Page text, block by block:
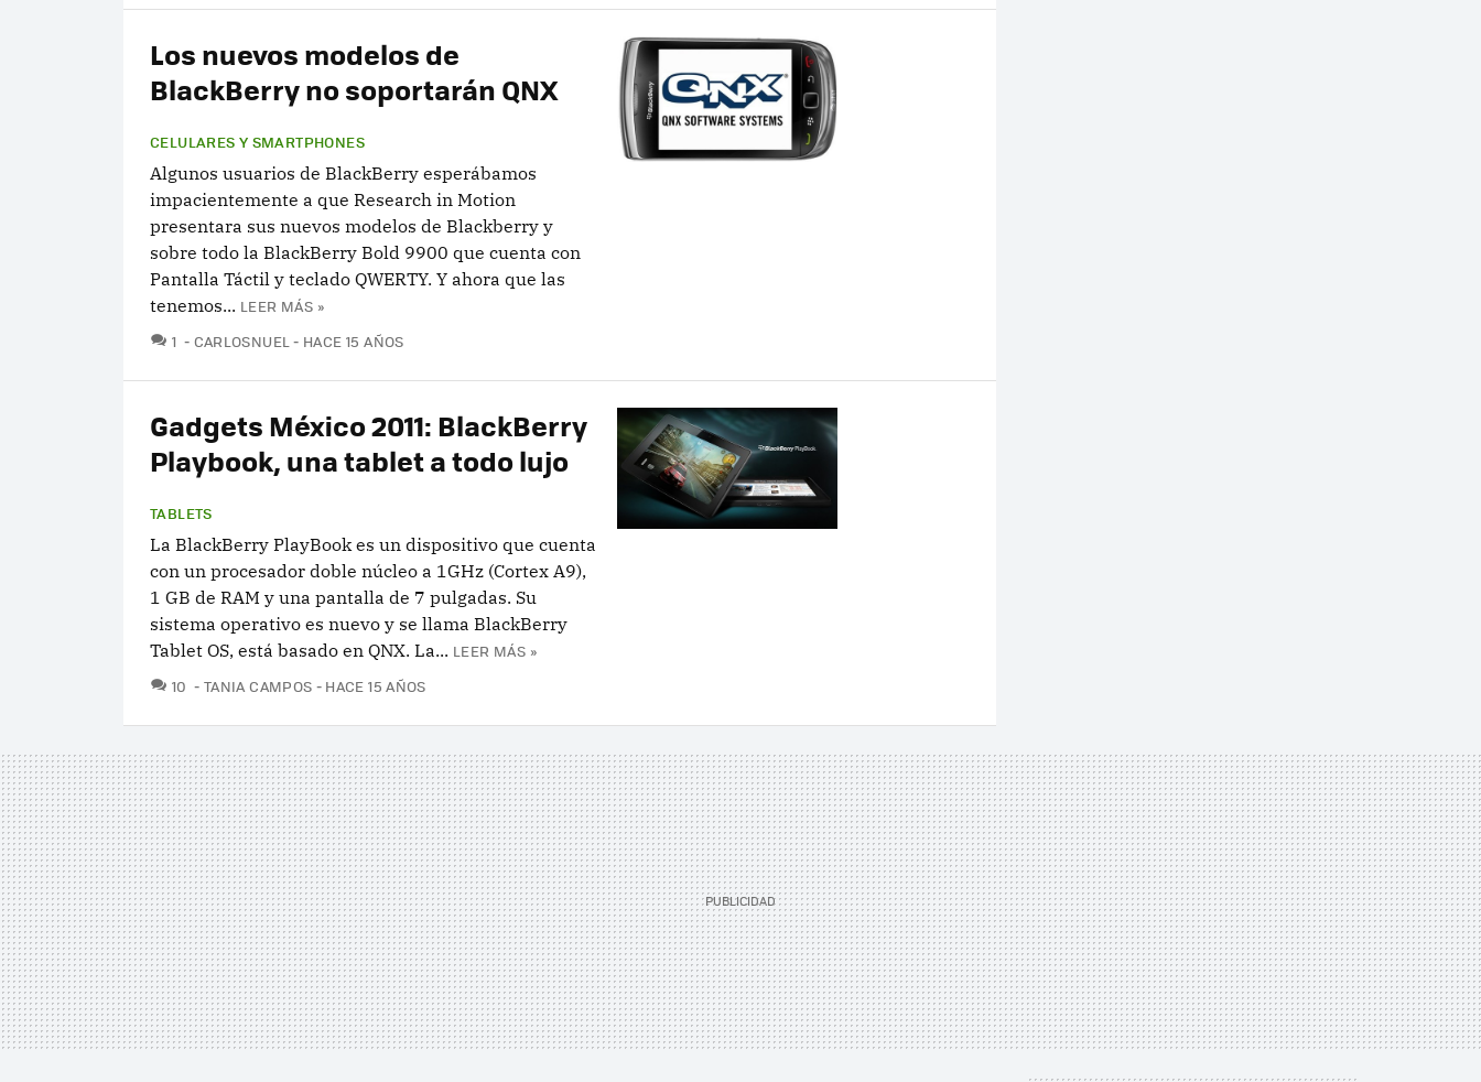
Los nuevos modelos de
BlackBerry no soportarán QNX
CELULARES Y SMARTPHONES
Algunos usuarios de BlackBerry esperábamos
impacientemente a que Research in Motion
presentara sus nuevos modelos de Blackberry y
sobre todo la BlackBerry Bold 9900 que cuenta con
Pantalla Táctil y teclado QWERTY. Y ahora que las
tenemos... LEER MÁS »
1 COMENTARIOS
CARLOSNUEL HACE 15 AÑOS
Gadgets México 2011: BlackBerry
Playbook, una tablet a todo lujo
TABLETS
La BlackBerry PlayBook es un dispositivo que cuenta
con un procesador doble núcleo a 1GHz (Cortex A9),
1 GB de RAM y una pantalla de 7 pulgadas. Su
sistema operativo es nuevo y se llama BlackBerry
Tablet OS, está basado en QNX. La... LEER MÁS »
10 COMENTARIOS
TANIA CAMPOS HACE 15 AÑOS